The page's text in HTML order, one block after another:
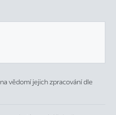
vědomí jejich zpracování dle